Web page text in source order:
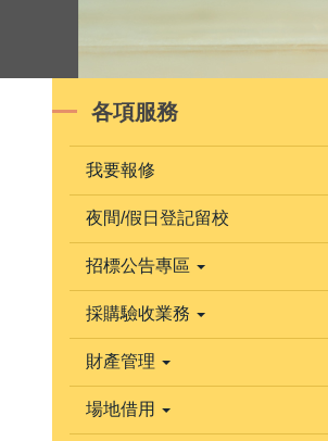
各項服務
我要報修
夜間/假日登記留校
招標公告專區
採購驗收業務
財產管理
場地借用